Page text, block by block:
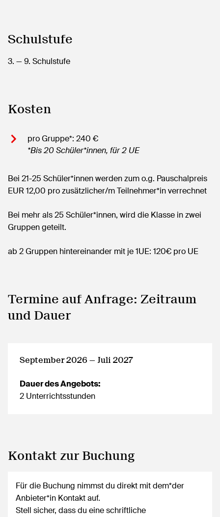
Schulstufe
3. — 9. Schulstufe
Kosten
pro Gruppe*: 240 €
*Bis 20 Schüler*innen, für 2 UE
Bei 21-25 Schüler*innen werden zum o.g. Pauschalpreis
EUR 12,00 pro zusätzlicher/m Teilnehmer*in verrechnet
Bei mehr als 25 Schüler*innen, wird die Klasse in zwei
Gruppen geteilt.
ab 2 Gruppen hintereinander mit je 1UE: 120€ pro UE
Termine auf Anfrage: Zeitraum
und Dauer
September 2026 — Juli 2027
Dauer des Angebots:
2 Unterrichtsstunden
Kontakt zur Buchung
Für die Buchung nimmst du direkt mit dem*der
Anbieter*in Kontakt auf.
Stell sicher, dass du eine schriftliche